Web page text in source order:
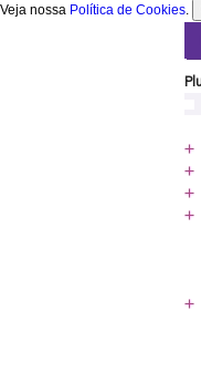
Veja nossa Política de Cookies.